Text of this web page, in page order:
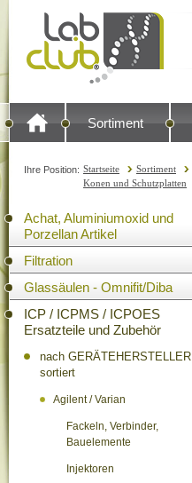
Sortiment
Ihre Position: Startseite Sortiment
Konen und Schutzplatten
Achat, Aluminiumoxid und
Porzellan Artikel
Filtration
Glassäulen - Omnifit/Diba
ICP / ICPMS / ICPOES
Ersatzteile und Zubehör
nach GERÄTEHERSTELLER
sortiert
Agilent / Varian
Fackeln, Verbinder,
Bauelemente
Injektoren